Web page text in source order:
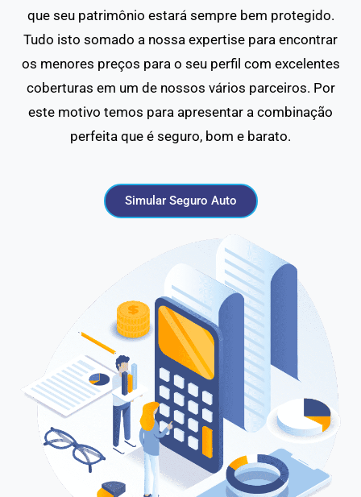
que seu patrimônio estará sempre bem protegido.
Tudo isto somado a nossa expertise para encontrar
os menores preços para o seu perfil com excelentes
coberturas em um de nossos vários parceiros. Por
este motivo temos para apresentar a combinação
perfeita que é seguro, bom e barato.
Simular Seguro Auto